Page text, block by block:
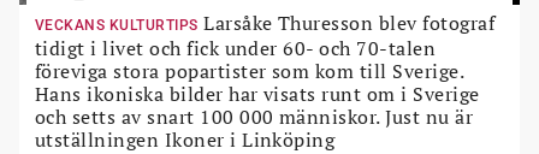
VECKANS KULTURTIPS Larsåke Thuresson blev fotograf
tidigt i livet och fick under 60- och 70-talen
föreviga stora popartister som kom till Sverige.
Hans ikoniska bilder har visats runt om i Sverige
och setts av snart 100 000 människor. Just nu är
utställningen Ikoner i Linköping